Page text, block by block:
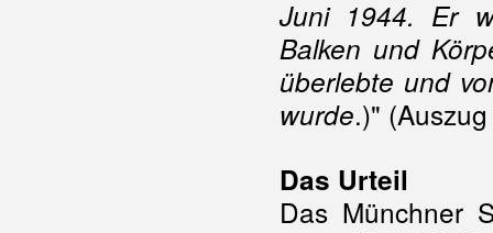
Juni 1944. Er
Balken und
überlebte und
wurde.)"
Das Urteil
Das Münchner